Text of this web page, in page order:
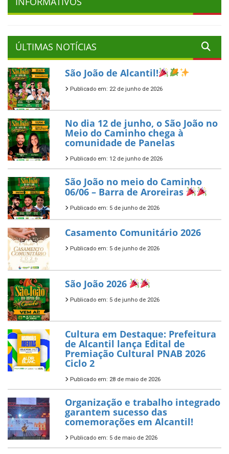
ÚLTIMAS NOTÍCIAS
São João de Alcantil!
Publicado em: 22 de junho de 2026
No dia 12 de junho, o São João no
Meio do Caminho chega à
comunidade de Panelas
Publicado em: 12 de junho de 2026
São João no meio do Caminho
06/06 – Barra de Aroreiras
Publicado em: 5 de junho de 2026
Casamento Comunitário 2026
Publicado em: 5 de junho de 2026
São João 2026
Publicado em: 5 de junho de 2026
Cultura em Destaque: Prefeitura
de Alcantil lança Edital de
Premiação Cultural PNAB 2026
Ciclo 2
Publicado em: 28 de maio de 2026
Organização e trabalho integrado
garantem sucesso das
comemorações em Alcantil!
Publicado em: 5 de maio de 2026